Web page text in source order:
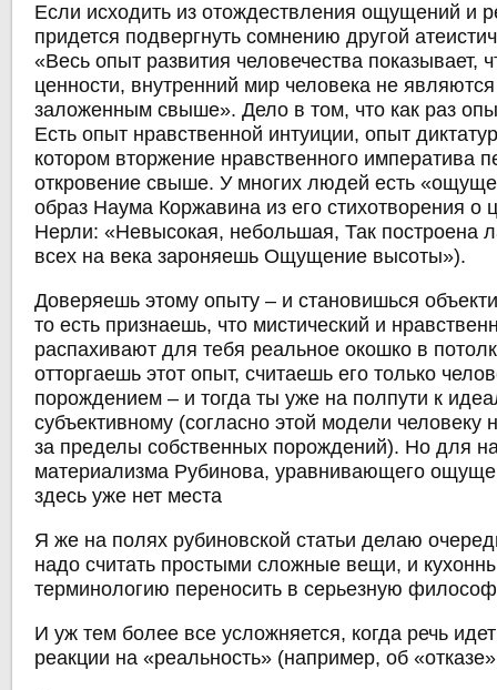
Если исходить из отождествления ощущений и
придется подвергнуть сомнению другой
«Весь опыт развития человечества показывает,
ценности, внутренний мир человека не
заложенным свыше». Дело в том, что как раз
Есть опыт нравственной интуиции, опыт
котором вторжение нравственного императива
откровение свыше. У многих людей есть
образ Наума Коржавина из его стихотворения о
Нерли: «Невысокая, небольшая, Так построена
всех на века зароняешь Ощущение высоты»).
Доверяешь этому опыту – и становишься
то есть признаешь, что мистический и
распахивают для тебя реальное окошко в
отторгаешь этот опыт, считаешь его только
порождением – и тогда ты уже на полпути к
субъективному (согласно этой модели человеку
за пределы собственных порождений). Но для
материализма Рубинова, уравнивающего
здесь уже нет места
Я же на полях рубиновской статьи делаю
надо считать простыми сложные вещи, и
терминологию переносить в серьезную
И уж тем более все усложняется, когда речь
реакции на «реальность» (например, об